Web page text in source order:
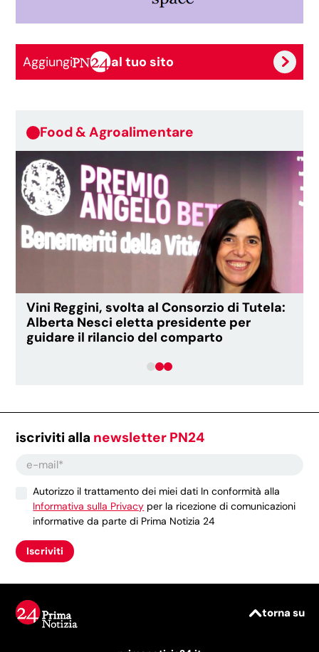
Aggiungi al tuo sito
Food & Agroalimentare
Vini Reggini, svolta al Consorzio di Tutela:
Alberta Nesci eletta presidente per
guidare il rilancio del comparto
iscriviti alla newsletter PN24
Autorizzo il trattamento dei miei dati In conformità alla
Informativa sulla Privacy per la ricezione di comunicazioni
informative da parte di Prima Notizia 24
Iscriviti
torna su